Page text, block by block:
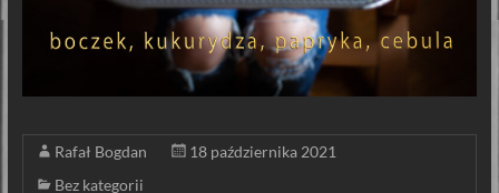
Rafał Bogdan
18 października 2021
Bez kategorii